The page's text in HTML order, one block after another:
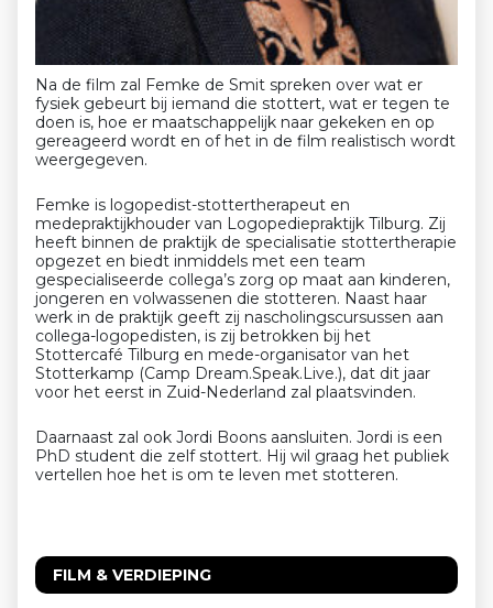
Na de film zal Femke de Smit spreken over wat er
fysiek gebeurt bij iemand die stottert, wat er tegen te
doen is, hoe er maatschappelijk naar gekeken en op
gereageerd wordt en of het in de film realistisch wordt
weergegeven.
Femke is logopedist-stottertherapeut en
medepraktijkhouder van Logopediepraktijk Tilburg. Zij
heeft binnen de praktijk de specialisatie stottertherapie
opgezet en biedt inmiddels met een team
gespecialiseerde collega’s zorg op maat aan kinderen,
jongeren en volwassenen die stotteren. Naast haar
werk in de praktijk geeft zij nascholingscursussen aan
collega-logopedisten, is zij betrokken bij het
Stottercafé Tilburg en mede-organisator van het
Stotterkamp (Camp Dream.Speak.Live.), dat dit jaar
voor het eerst in Zuid-Nederland zal plaatsvinden.
Daarnaast zal ook Jordi Boons aansluiten. Jordi is een
PhD student die zelf stottert. Hij wil graag het publiek
vertellen hoe het is om te leven met stotteren.
FILM & VERDIEPING